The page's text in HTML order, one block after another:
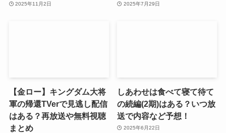
2025年11月2日 2025年7月29日
【金ロー】キングダム大将
軍の帰還TVerで見逃し配信
はある？再放送や無料視聴
まとめ
しあわせは食べて寝て待て
の続編(2期)はある？いつ放
送で内容など予想！
2025年6月22日